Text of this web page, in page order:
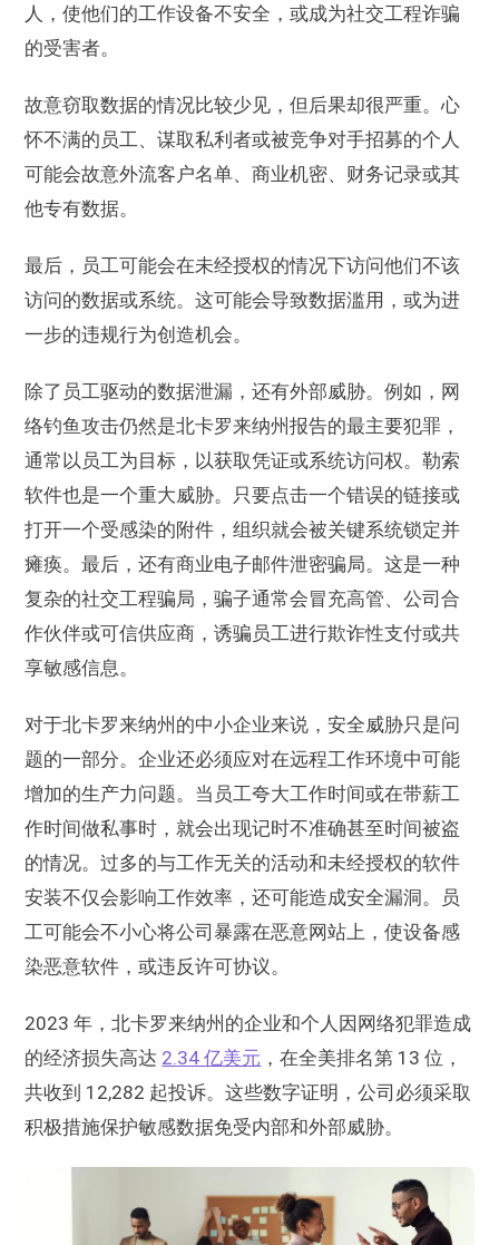
人，使他们的工作设备不安全，或成为社交工程诈骗
的受害者。
故意窃取数据的情况比较少见，但后果却很严重。心
怀不满的员工、谋取私利者或被竞争对手招募的个人
可能会故意外流客户名单、商业机密、财务记录或其
他专有数据。
最后，员工可能会在未经授权的情况下访问他们不该
访问的数据或系统。这可能会导致数据滥用，或为进
一步的违规行为创造机会。
除了员工驱动的数据泄漏，还有外部威胁。例如，网
络钓鱼攻击仍然是北卡罗来纳州报告的最主要犯罪，
通常以员工为目标，以获取凭证或系统访问权。勒索
软件也是一个重大威胁。只要点击一个错误的链接或
打开一个受感染的附件，组织就会被关键系统锁定并
瘫痪。最后，还有商业电子邮件泄密骗局。这是一种
复杂的社交工程骗局，骗子通常会冒充高管、公司合
作伙伴或可信供应商，诱骗员工进行欺诈性支付或共
享敏感信息。
对于北卡罗来纳州的中小企业来说，安全威胁只是问
题的一部分。企业还必须应对在远程工作环境中可能
增加的生产力问题。当员工夸大工作时间或在带薪工
作时间做私事时，就会出现记时不准确甚至时间被盗
的情况。过多的与工作无关的活动和未经授权的软件
安装不仅会影响工作效率，还可能造成安全漏洞。员
工可能会不小心将公司暴露在恶意网站上，使设备感
染恶意软件，或违反许可协议。
2023 年，北卡罗来纳州的企业和个人因网络犯罪造成
的经济损失高达 2.34 亿美元 ，在全美排名第 13 位，
共收到 12,282 起投诉。这些数字证明，公司必须采取
积极措施保护敏感数据免受内部和外部威胁。